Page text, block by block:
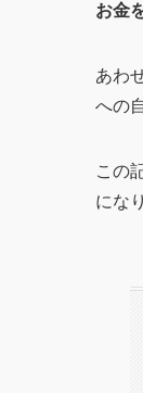
お金
あわ
への
この
にな